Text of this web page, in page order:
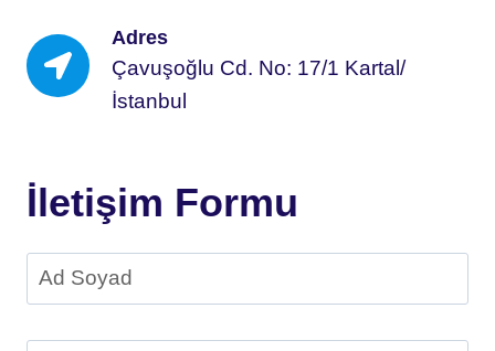
Adres
Çavuşoğlu Cd. No: 17/1 Kartal/
İstanbul
İletişim Formu